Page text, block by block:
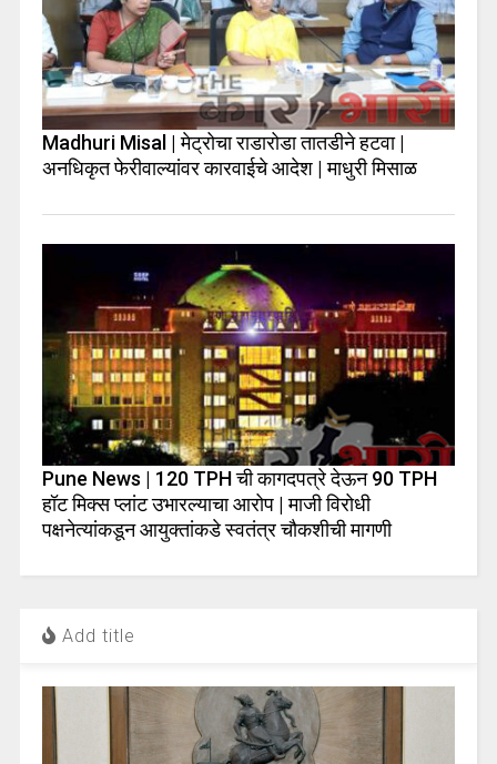
Madhuri Misal | मेट्रोचा राडारोडा तातडीने हटवा |
अनधिकृत फेरीवाल्यांवर कारवाईचे आदेश | माधुरी मिसाळ
Pune News | 120 TPH ची कागदपत्रे देऊन 90 TPH
हॉट मिक्स प्लांट उभारल्याचा आरोप | माजी विरोधी
पक्षनेत्यांकडून आयुक्तांकडे स्वतंत्र चौकशीची मागणी
Add title